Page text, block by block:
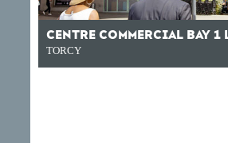
CENTRE COMMERCIAL BAY
TORCY